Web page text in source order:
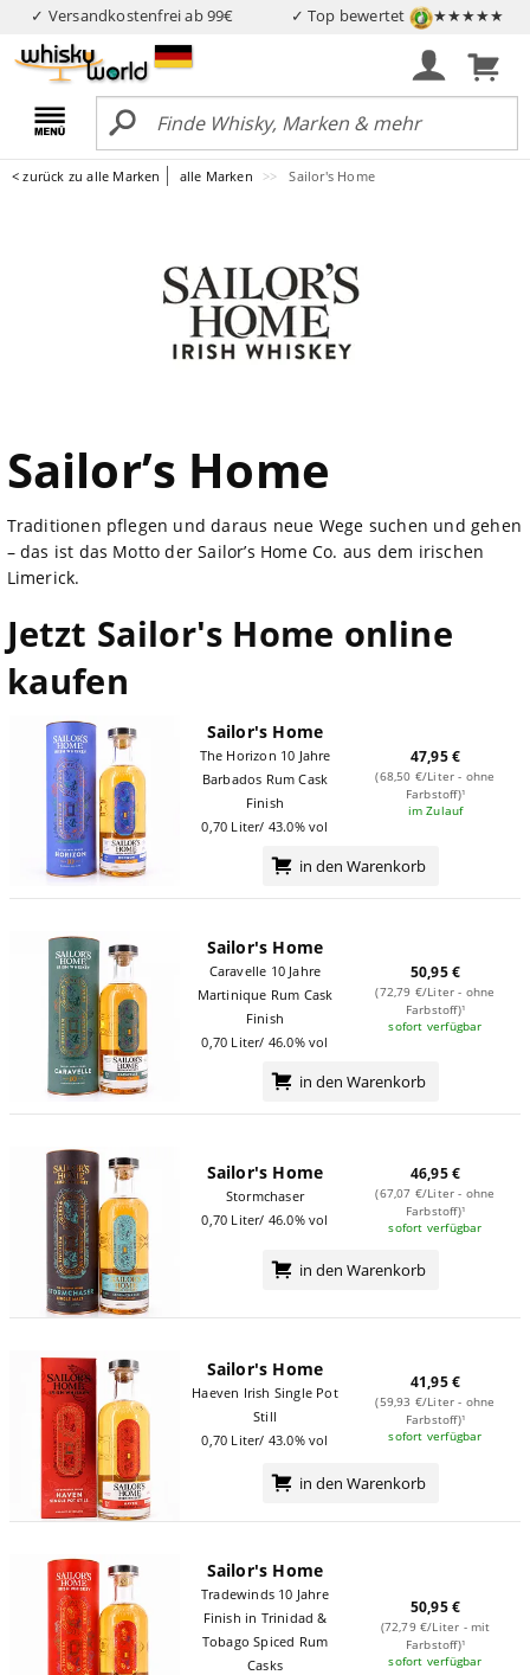
✓ Versandkostenfrei ab 99€ ✓ Top bewertet ★★★★★
< zurück zu alle Marken alle Marken Sailor's Home
Sailor’s Home
Traditionen pflegen und daraus neue Wege suchen und gehen
– das ist das Motto der Sailor’s Home Co. aus dem irischen
Limerick.
Jetzt Sailor's Home online
kaufen
Sailor's Home
The Horizon 10 Jahre
Barbados Rum Cask
Finish
0,70 Liter/ 43.0% vol
47,95 €
(68,50 €/Liter - ohne
Farbstoff)¹
im Zulauf
in den Warenkorb
Sailor's Home
Caravelle 10 Jahre
Martinique Rum Cask
Finish
0,70 Liter/ 46.0% vol
50,95 €
(72,79 €/Liter - ohne
Farbstoff)¹
sofort verfügbar
in den Warenkorb
Sailor's Home
Stormchaser
0,70 Liter/ 46.0% vol
46,95 €
(67,07 €/Liter - ohne
Farbstoff)¹
sofort verfügbar
in den Warenkorb
Sailor's Home
Haeven Irish Single Pot
Still
0,70 Liter/ 43.0% vol
41,95 €
(59,93 €/Liter - ohne
Farbstoff)¹
sofort verfügbar
in den Warenkorb
Sailor's Home
Tradewinds 10 Jahre
Finish in Trinidad &
Tobago Spiced Rum
Casks
50,95 €
(72,79 €/Liter - mit
Farbstoff)¹
sofort verfügbar